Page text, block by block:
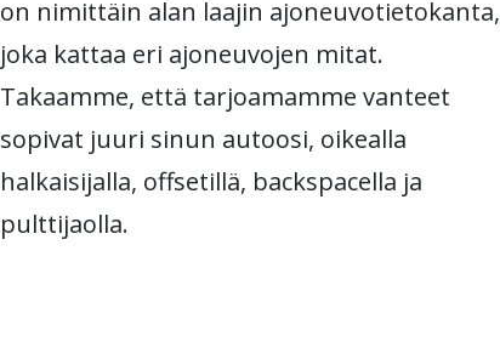
on nimittäin alan laajin ajoneuvotietokanta,
joka kattaa eri ajoneuvojen mitat.
Takaamme, että tarjoamamme vanteet
sopivat juuri sinun autoosi, oikealla
halkaisijalla, offsetillä, backspacella ja
pulttijaolla.